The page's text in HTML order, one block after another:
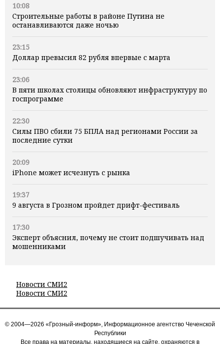
10:08
Строительные работы в районе Путина не
останавливаются даже ночью
23:15
Доллар превысил 82 рубля впервые с марта
23:06
В пяти школах столицы обновляют инфраструктуру по
госпрограмме
22:30
Силы ПВО сбили 75 БПЛА над регионами России за
последние сутки
20:09
iPhone может исчезнуть с рынка
19:37
9 августа в Грозном пройдет дрифт-фестиваль
17:30
Эксперт объяснил, почему не стоит подшучивать над
мошенниками
Новости СМИ2
Новости СМИ2
© 2004—2026 «Грозный-информ», Информационное агентство Чеченской
Республики
Все права на материалы, находящиеся на сайте, охраняются в